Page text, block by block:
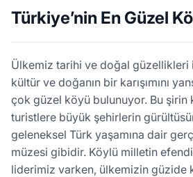
Türkiye’nin En Güzel
Ülkemiz tarihi ve doğal güzellikleri
kültür ve doğanın bir karışımını
çok güzel köyü bulunuyor. Bu şirin
turistlere büyük şehirlerin
geleneksel Türk yaşamına dair
müzesi gibidir. Köylü milletin
liderimiz varken, ülkemizin güzide